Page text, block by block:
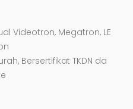
Videotron, Megatron, LE
Bersertifikat TKDN da